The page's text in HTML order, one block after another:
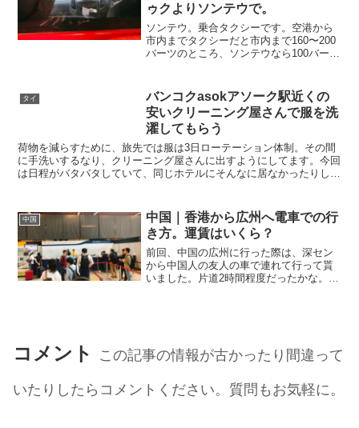
ゥクよりソンテウで。
ソンテウ。乗合タクシーです。空港から
市内までタクシーだと市内まで160〜200
バーツのところ、ソンテウなら100バーツ
と、タクシー配車の人に行き先を聞かれ
て、割と自動的...
タイ
バンコクasokアソーク駅近くの
安いクリーニング屋さんで服を洗
濯してもらう
荷物を減らすために、旅先では服は3日ローテーション体制。その間
に手洗いするなり、クリーニング屋さんに出すようにしてます。今回
は日程がバタバタしていて、同じホテルにそんなに居なかったりした
中国
中国｜香港から広州へ電車での行
き方。運賃はいくら？
前回、中国の広州に行った際は、深セン
から中国人の友人の車で連れて行って貰
いました。片道2時間程度だったかな。今
コメント この記事の情報が古かったり間違って
いたりしたらコメントください。質問もお気軽に。